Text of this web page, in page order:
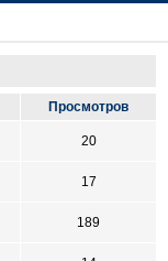
Просмотров
20
17
189